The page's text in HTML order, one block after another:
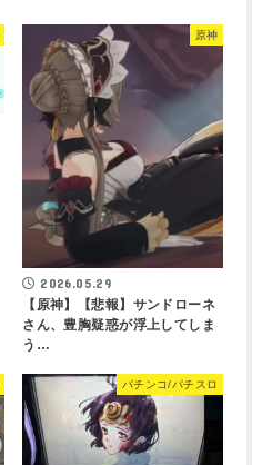
原神
2026.05.29
【原神】【悲報】サンドローネ
さん、豊胸疑惑が浮上してしま
う…
パチンコ/パチスロ